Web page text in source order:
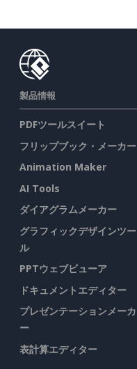
製品情報
PDFツールスイート
フリップブック・メーカー
Animation Maker
AI Tools
ダイアグラムメーカー
グラフィックデザインツー
ル
PPTウェブビューア
ドキュメントエディター
プレゼンテーションメーカ
ー
表計算エディター